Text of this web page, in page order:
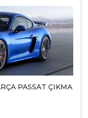
PASSAT ÇIKMA